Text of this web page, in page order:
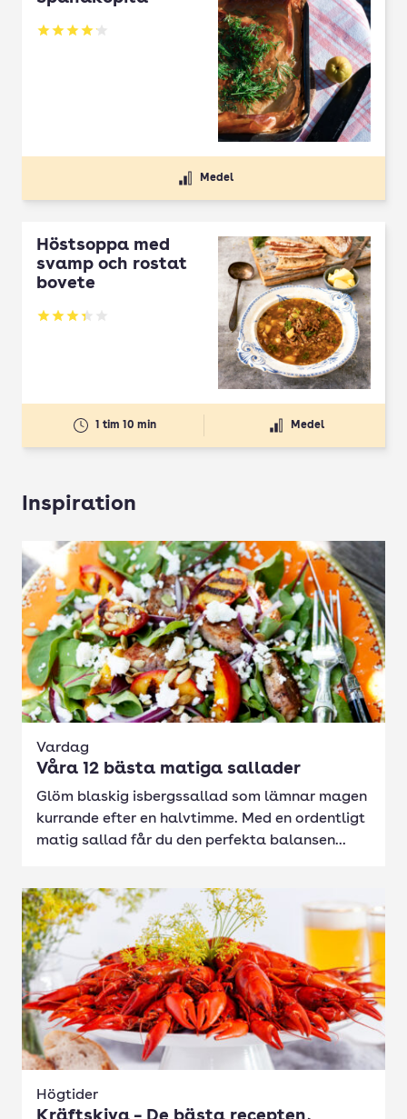
Betyg: 4.1 av 5
Medel
Höstsoppa med
svamp och rostat
bovete
Betyg: 3.33 av 5
1 tim 10 min Medel
Inspiration
Vardag
Våra 12 bästa matiga sallader
Glöm blaskig isbergssallad som lämnar magen
kurrande efter en halvtimme. Med en ordentligt
matig sallad får du den perfekta balansen...
Högtider